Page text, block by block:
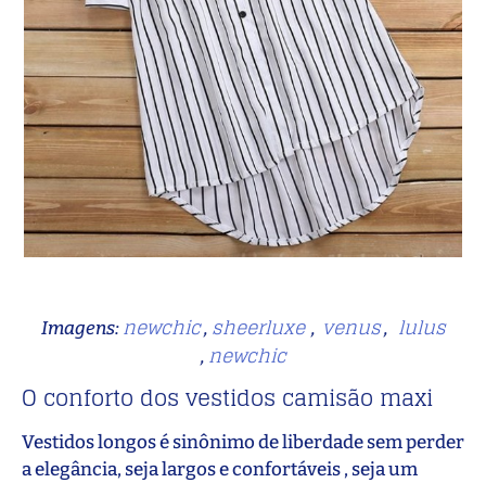
Imagens:newchic, sheerluxe, venus, lulus
, newchic
O conforto dos vestidos camisão maxi
Vestidos longos é sinônimo de liberdade sem perder
a elegância, seja largos e confortáveis , seja um